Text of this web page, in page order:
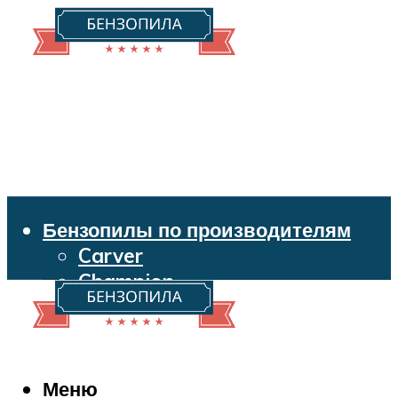
Бензопилы по производителям
Carver
Champion
Echo
Husqvarna
Makita
Меню